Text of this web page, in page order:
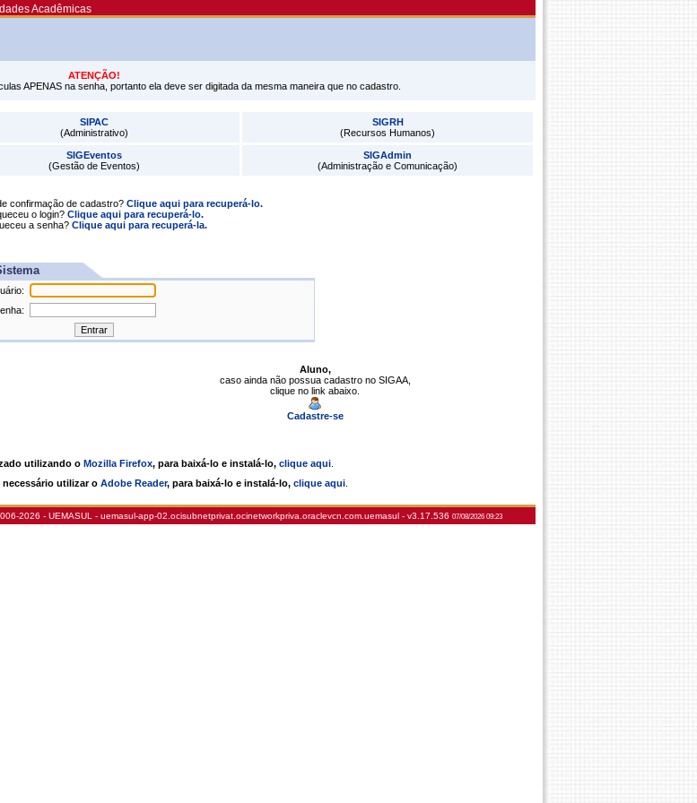
Acadêmicas
ATENÇÃO!
APENAS na senha, portanto ela deve ser digitada da mesma maneira que no cadastro.
SIPAC
(Administrativo)
SIGRH
(Recursos Humanos)
SIGEventos
(Gestão de Eventos)
SIGAdmin
(Administração e Comunicação)
confirmação de cadastro? Clique aqui para recuperá-lo.
o login? Clique aqui para recuperá-lo.
a senha? Clique aqui para recuperá-la.
Aluno,
caso ainda não possua cadastro no SIGAA,
clique no link abaixo.
Cadastre-se
utilizando o Mozilla Firefox, para baixá-lo e instalá-lo, clique aqui.
necessário utilizar o Adobe Reader, para baixá-lo e instalá-lo, clique aqui.
2026 - UEMASUL - uemasul-app-02.ocisubnetprivat.ocinetworkpriva.oraclevcn.com.uemasul - v3.17.536 07/08/2026 09:23